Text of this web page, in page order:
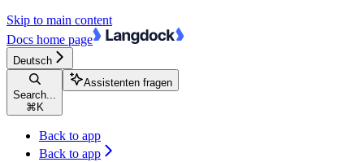
Skip to main content
Docs home page
Deutsch
Search...
⌘ K
Assistenten fragen
Back to app
Back to app